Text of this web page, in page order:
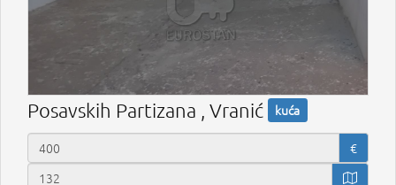
Posavskih Partizana , Vranić kuća
€